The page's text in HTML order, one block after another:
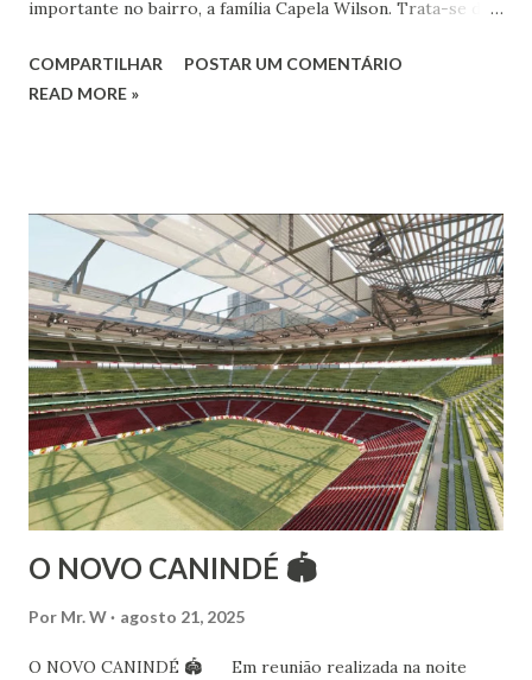
importante no bairro, a família Capela Wilson. Trata-se da
Vamos às informações de seu site : Bailarina e professora
Esteve na Índia aprofundando seus estudos neste estilo
além de partir para pesquisa e vivência das danças
folclóricas do Rajastão (Kalbelia, Banjara, Ghoomar, Chair).
Bailarina profissional e professora de dança. Dedica-se há
15 anos ao estudo e pesquisa de danças étnicas, em especial
às danças ciganas, árabes e indianas. Iniciou seus estudos de
dança aos 4 anos de idade (em 1982) no balé clássico,
passando por diversas atividades co...
COMPARTILHAR
POSTAR UM COMENTÁRIO
READ MORE »
O NOVO CANINDÉ 🏟
Por Mr. W agosto 21, 2025
O NOVO CANINDÉ 🏟 Em reunião realizada na noite